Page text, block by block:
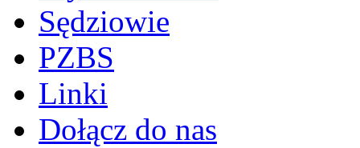
Sędziowie
PZBS
Linki
Dołącz do nas